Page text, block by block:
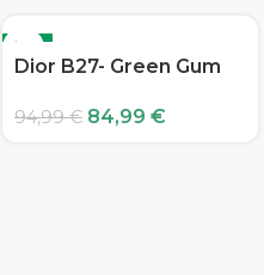
-11%
Dior B27- Green Gum
94,99€ 84,99 €